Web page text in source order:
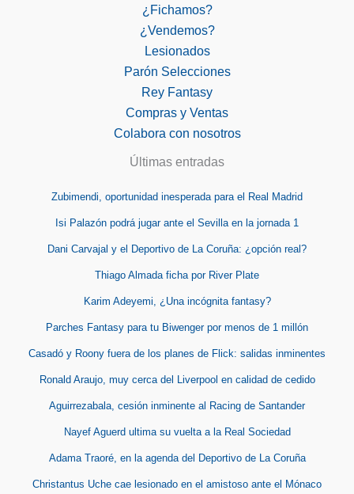
¿Fichamos?
¿Vendemos?
Lesionados
Parón Selecciones
Rey Fantasy
Compras y Ventas
Colabora con nosotros
Últimas entradas
Zubimendi, oportunidad inesperada para el Real Madrid
Isi Palazón podrá jugar ante el Sevilla en la jornada 1
Dani Carvajal y el Deportivo de La Coruña: ¿opción real?
Thiago Almada ficha por River Plate
Karim Adeyemi, ¿Una incógnita fantasy?
Parches Fantasy para tu Biwenger por menos de 1 millón
Casadó y Roony fuera de los planes de Flick: salidas inminentes
Ronald Araujo, muy cerca del Liverpool en calidad de cedido
Aguirrezabala, cesión inminente al Racing de Santander
Nayef Aguerd ultima su vuelta a la Real Sociedad
Adama Traoré, en la agenda del Deportivo de La Coruña
Christantus Uche cae lesionado en el amistoso ante el Mónaco